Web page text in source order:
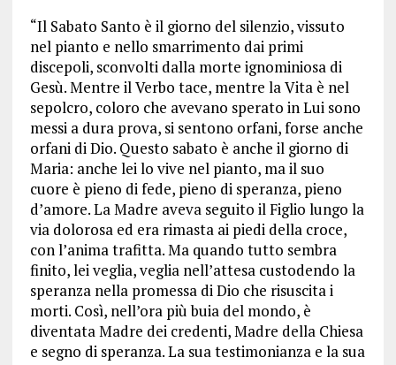
“Il Sabato Santo è il giorno del silenzio, vissuto
nel pianto e nello smarrimento dai primi
discepoli, sconvolti dalla morte ignominiosa di
Gesù. Mentre il Verbo tace, mentre la Vita è nel
sepolcro, coloro che avevano sperato in Lui sono
messi a dura prova, si sentono orfani, forse anche
orfani di Dio. Questo sabato è anche il giorno di
Maria: anche lei lo vive nel pianto, ma il suo
cuore è pieno di fede, pieno di speranza, pieno
d’amore. La Madre aveva seguito il Figlio lungo la
via dolorosa ed era rimasta ai piedi della croce,
con l’anima trafitta. Ma quando tutto sembra
finito, lei veglia, veglia nell’attesa custodendo la
speranza nella promessa di Dio che risuscita i
morti. Così, nell’ora più buia del mondo, è
diventata Madre dei credenti, Madre della Chiesa
e segno di speranza. La sua testimonianza e la sua